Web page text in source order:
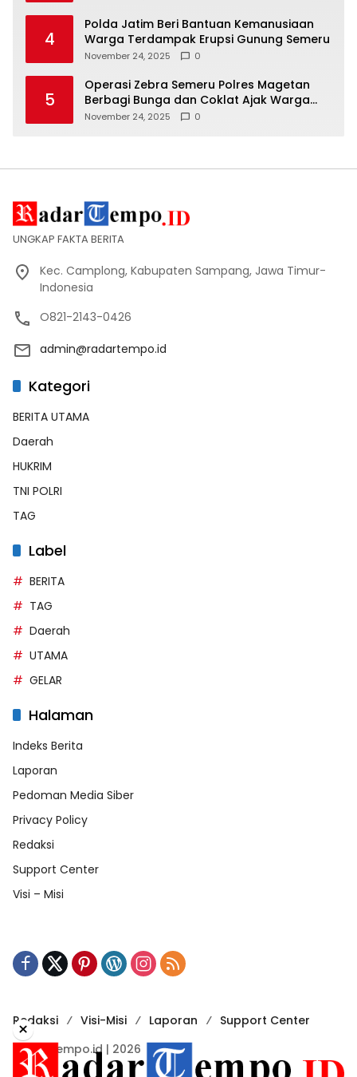
4
Polda Jatim Beri Bantuan Kemanusiaan
Warga Terdampak Erupsi Gunung Semeru
November 24, 2025 0
5
Operasi Zebra Semeru Polres Magetan
Berbagi Bunga dan Coklat Ajak Warga
Tertib Lalin
November 24, 2025 0
UNGKAP FAKTA BERITA
Kec. Camplong, Kabupaten Sampang, Jawa Timur-
Indonesia
O821-2143-0426
admin@radartempo.id
Kategori
BERITA UTAMA
Daerah
HUKRIM
TNI POLRI
TAG
Label
BERITA
TAG
Daerah
UTAMA
GELAR
Halaman
Indeks Berita
Laporan
Pedoman Media Siber
Privacy Policy
Redaksi
Support Center
Visi – Misi
Redaksi Visi-Misi Laporan
Support Center
RadarTempo.id | 2026
×